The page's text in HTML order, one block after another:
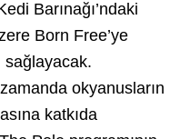
Barınağı’ndaki
Born Free’ye
sağlayacak.
okyanusların
katkıda